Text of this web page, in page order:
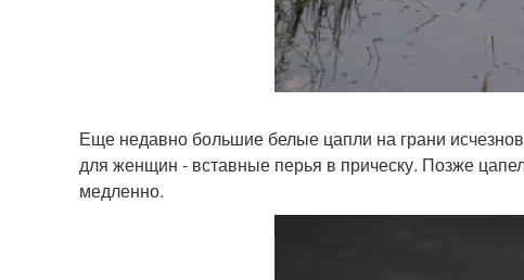
Еще недавно большие белые цапли на грани
для женщин - вставные перья в прическу. Позже
медленно.